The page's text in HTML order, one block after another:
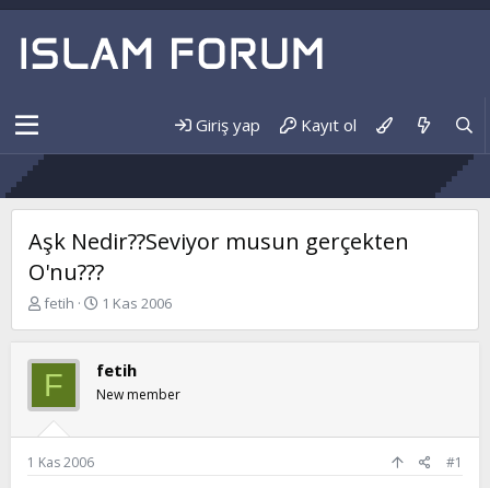
Giriş yap Kayıt ol
Aşk Nedir??Seviyor musun gerçekten
O'nu???
K
b
u
y
u
b
a
fetih
B
l
a
n
ı
1 Kas 2006
F fetih
New member
1 Kas 2006 #1